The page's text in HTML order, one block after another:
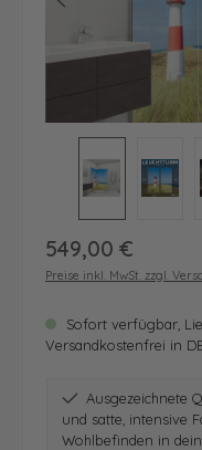
Regulärer Preis:
549,00 €
Preise inkl. MwSt. zzgl.
Sofort verfügbar,
Versandkostenfrei in
Ausgezeichnete
und satte, intensive
Wohlbefinden in